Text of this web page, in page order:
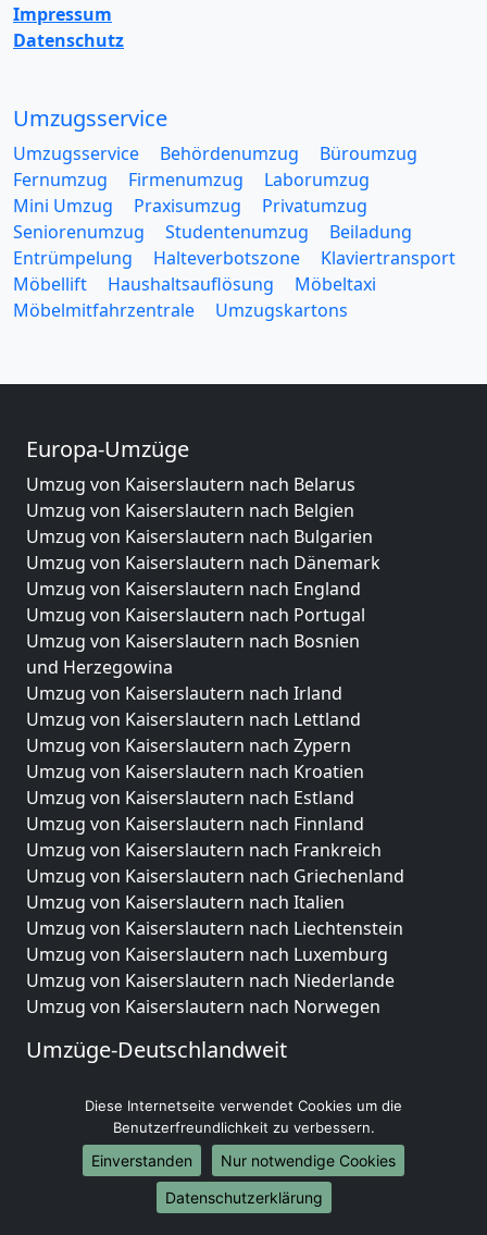
Impressum
Datenschutz
Umzugsservice
Umzugsservice Behördenumzug
Büroumzug
Fernumzug
Firmenumzug
Laborumzug
Mini Umzug
Praxisumzug
Privatumzug
Seniorenumzug
Studentenumzug
Beiladung
Entrümpelung
Halteverbotszone
Klaviertransport
Möbellift
Haushaltsauflösung
Möbeltaxi
Möbelmitfahrzentrale
Umzugskartons
Europa-Umzüge
Umzug von Kaiserslautern nach Belarus
Umzug von Kaiserslautern nach Belgien
Umzug von Kaiserslautern nach Bulgarien
Umzug von Kaiserslautern nach Dänemark
Umzug von Kaiserslautern nach England
Umzug von Kaiserslautern nach Portugal
Umzug von Kaiserslautern nach Bosnien
und Herzegowina
Umzug von Kaiserslautern nach Irland
Umzug von Kaiserslautern nach Lettland
Umzug von Kaiserslautern nach Zypern
Umzug von Kaiserslautern nach Kroatien
Umzug von Kaiserslautern nach Estland
Umzug von Kaiserslautern nach Finnland
Umzug von Kaiserslautern nach Frankreich
Umzug von Kaiserslautern nach Griechenland
Umzug von Kaiserslautern nach Italien
Umzug von Kaiserslautern nach Liechtenstein
Umzug von Kaiserslautern nach Luxemburg
Umzug von Kaiserslautern nach Niederlande
Umzug von Kaiserslautern nach Norwegen
Umzüge-Deutschlandweit
Umzug von Kaiserslautern nach Hamburg
Umzug von Kaiserslautern nach München
Umzug von Kaiserslautern nach Köln
Umzug von Kaiserslautern nach Frankfurt am Main
Umzug von Kaiserslautern nach Stuttgart
Diese Internetseite verwendet Cookies um die
Benutzerfreundlichkeit zu verbessern.
Einverstanden
Nur notwendige Cookies
Datenschutzerklärung